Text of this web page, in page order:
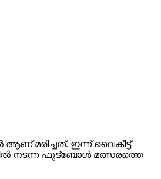
മരിച്ചത്. ഇന്ന് വൈകീട്ട്
നടന്ന ഫുട്‌ബോള്‍ മത്സരത്തെ